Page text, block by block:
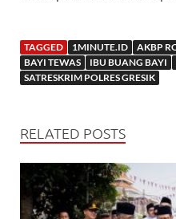
TAGGED 1MINUTE.ID
AKBP
BAYI TEWAS
IBU BUANG BAYI
SATRESKRIM POLRES GRESIK
RELATED POSTS